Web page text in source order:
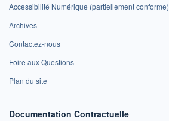
Accessibilité Numérique (partiellement conforme)
Archives
Contactez-nous
Foire aux Questions
Plan du site
Documentation Contractuelle